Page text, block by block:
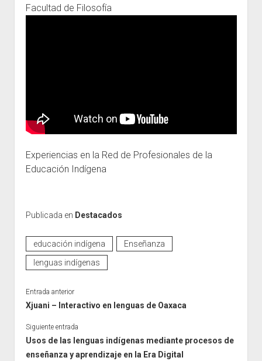
Facultad de Filosofía
Experiencias en la Red de Profesionales de la
Educación Indígena
Publicada en Destacados
educación indígena
Enseñanza
lenguas indígenas
Entrada anterior
Xjuani – Interactivo en lenguas de Oaxaca
Siguiente entrada
Usos de las lenguas indígenas mediante procesos de
enseñanza y aprendizaje en la Era Digital